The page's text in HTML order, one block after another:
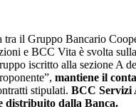
tra il Gruppo Bancario
e BCC Vita è svolta
iscritto alla sezione A
mantiene il
stipulati. BCC Servizi
distribuito dalla Banca.